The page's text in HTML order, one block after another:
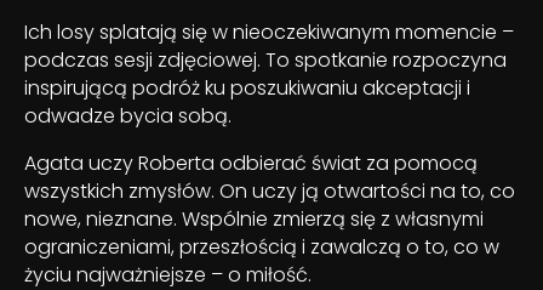
Ich losy splatają się w nieoczekiwanym momencie –
podczas sesji zdjęciowej. To spotkanie rozpoczyna
inspirującą podróż ku poszukiwaniu akceptacji i
odwadze bycia sobą.
Agata uczy Roberta odbierać świat za pomocą
wszystkich zmysłów. On uczy ją otwartości na to, co
nowe, nieznane. Wspólnie zmierzą się z własnymi
ograniczeniami, przeszłością i zawalczą o to, co w
życiu najważniejsze – o miłość.